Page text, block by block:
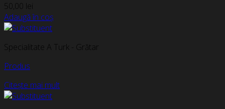
50,00 lei
Adaugă în coș
Specialitate A Turk - Grătar
Produs
Citește mai mult